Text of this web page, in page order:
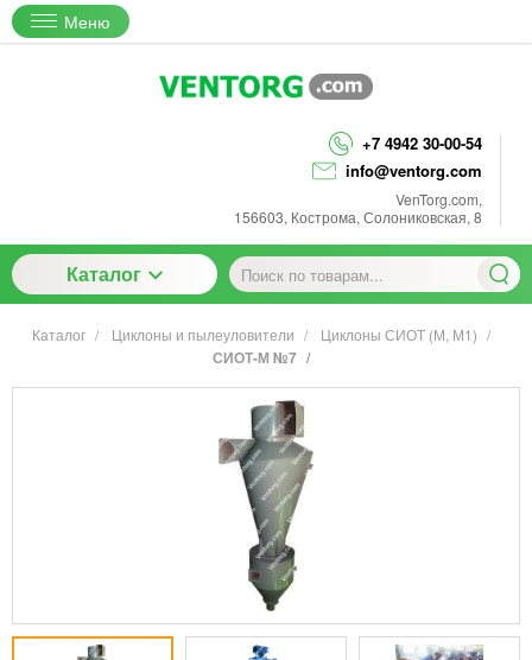
Меню
+7 4942 30-00-54
info@ventorg.com
VenTorg.com,
156603, Кострома, Солониковская, 8
Каталог
Каталог Циклоны и пылеуловители Циклоны СИОТ (М, М1)
СИОТ-М №7